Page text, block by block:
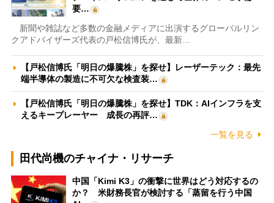
要…
新聞や雑誌など多数の金融メディアに出演するグローバルリン
クアドバイザーズ代表の戸松信博氏が、最新…
【戸松信博氏「明日の爆騰株」を探せ】レーザーテック：最先
端半導体の製造に不可欠な検査装…
【戸松信博氏「明日の爆騰株」を探せ】TDK：AIインフラを支
えるキープレーヤー 成長の再評…
一覧を見る
田代尚機のチャイナ・リサーチ
中国「Kimi K3」の衝撃に世界はどう対応するの
か？ 米財務長官が検討する「蒸留を行う中国